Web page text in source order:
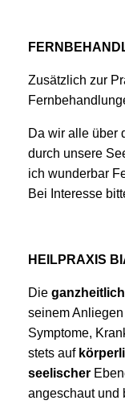
Zusätzlich zur
Da wir alle über
durch unsere
ich wunderbar
Bei Interesse
HEILPRAXIS
Die
seinem
Symptome,
stets auf
seelischer
angeschaut und